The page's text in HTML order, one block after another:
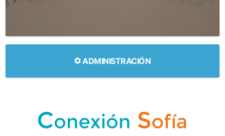
ADMINISTRACIÓN